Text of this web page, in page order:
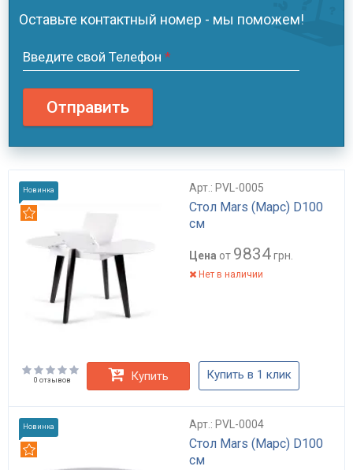
Оставьте контактный номер - мы поможем!
Введите свой Телефон *
Отправить
Новинка Арт.: PVL-0005
Стол Mars (Марс) D100
см
Цена от 9834грн.
Нет в наличии
0 отзывов Купить Купить в 1 клик
Новинка Арт.: PVL-0004
Стол Mars (Марс) D100
см